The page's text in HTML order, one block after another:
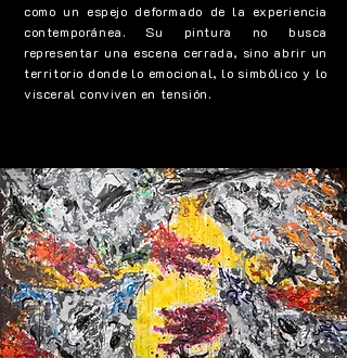
como un espejo deformado de la experiencia
contemporánea. Su pintura no busca
representar una escena cerrada, sino abrir un
territorio donde lo emocional, lo simbólico y lo
visceral conviven en tensión.